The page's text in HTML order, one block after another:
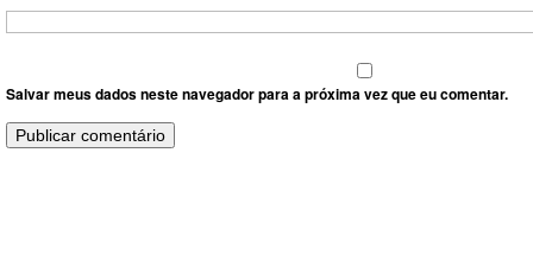
Salvar meus dados neste navegador para a próxima vez que eu comentar.